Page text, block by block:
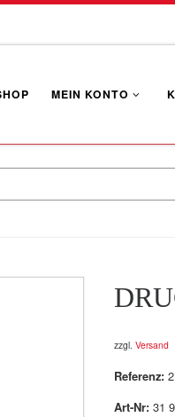
MEIN KONTO
zzgl. Versand
Referenz:
Art-Nr: 31